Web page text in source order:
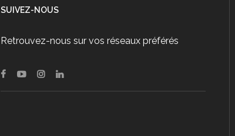
SUIVEZ-NOUS
Retrouvez-nous sur vos réseaux préférés